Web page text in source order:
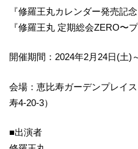
『修羅王丸カレンダー発売記
『修羅王丸 定期総会ZERO〜
開催期間：2024年2月24日(土)
会場：恵比寿ガーデンプレイ
寿4-20-3）
■出演者